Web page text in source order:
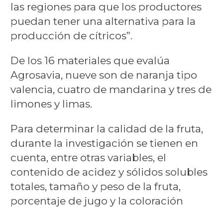
las regiones para que los productores
puedan tener una alternativa para la
producción de cítricos”.
De los 16 materiales que evalúa
Agrosavia, nueve son de naranja tipo
valencia, cuatro de mandarina y tres de
limones y limas.
Para determinar la calidad de la fruta,
durante la investigación se tienen en
cuenta, entre otras variables, el
contenido de acidez y sólidos solubles
totales, tamaño y peso de la fruta,
porcentaje de jugo y la coloración